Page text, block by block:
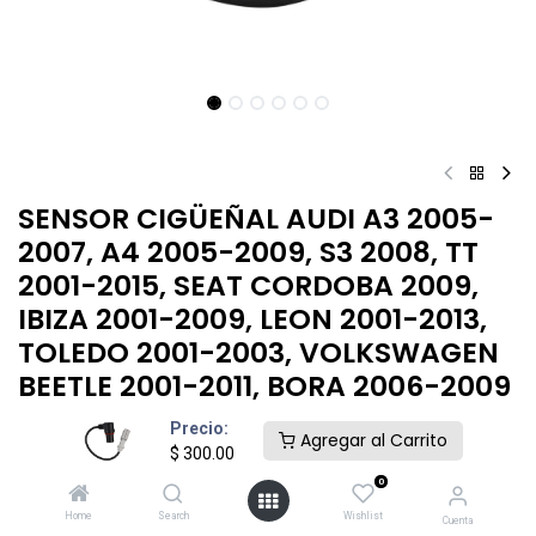
Precio:
$ 300.00
Agregar al Carrito
Home Search
0
Wishlist Cuenta
SENSOR CIGÜEÑAL​ AUDI A3 2005-
2007, A4 2005-2009, S3 2008, TT
2001-2015, SEAT CORDOBA 2009,
IBIZA 2001-2009, LEON 2001-2013,
TOLEDO 2001-2003, VOLKSWAGEN
BEETLE 2001-2011, BORA 2006-2009
300.00